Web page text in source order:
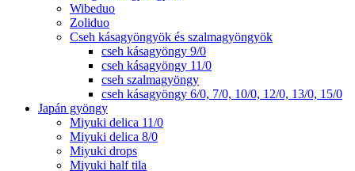
Wibeduo
Zoliduo
Cseh kásagyöngyök és szalmagyöngyök
cseh kásagyöngy 9/0
cseh kásagyöngy 11/0
cseh szalmagyöngy
cseh kásagyöngy 6/0, 7/0, 10/0, 12/0, 13/0, 15/0
Japán gyöngy
Miyuki delica 11/0
Miyuki delica 8/0
Miyuki drops
Miyuki half tila